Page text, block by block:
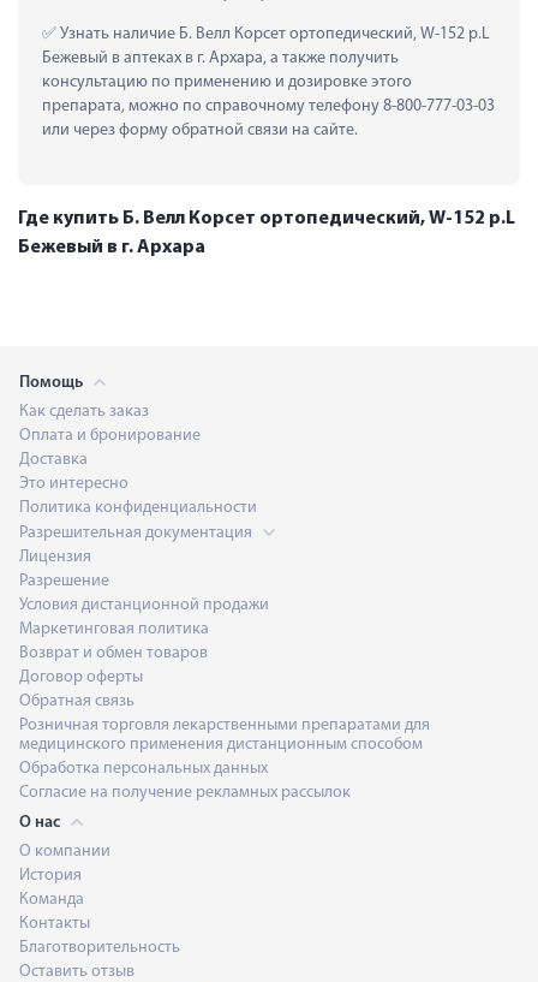
Узнать наличие Б. Велл Корсет ортопедический, W-152 р.L
Бежевый в аптеках в г. Архара, а также получить
консультацию по применению и дозировке этого
препарата, можно по справочному телефону 8-800-777-03-03
или через форму обратной связи на сайте.
Где купить Б. Велл Корсет ортопедический, W-152 р.L
Бежевый в г. Архара
Помощь
Как сделать заказ
Оплата и бронирование
Доставка
Это интересно
Политика конфиденциальности
Разрешительная документация
Лицензия
Разрешение
Условия дистанционной продажи
Маркетинговая политика
Возврат и обмен товаров
Договор оферты
Обратная связь
Розничная торговля лекарственными препаратами для
медицинского применения дистанционным способом
Обработка персональных данных
Согласие на получение рекламных рассылок
О нас
О компании
История
Команда
Контакты
Благотворительность
Оставить отзыв